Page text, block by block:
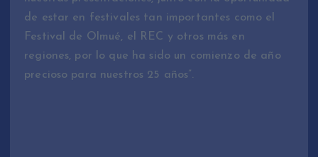
de estar en festivales tan importantes como el
Festival de Olmué, el REC y otros más en
regiones, por lo que ha sido un comienzo de año
precioso para nuestros 25 años”.